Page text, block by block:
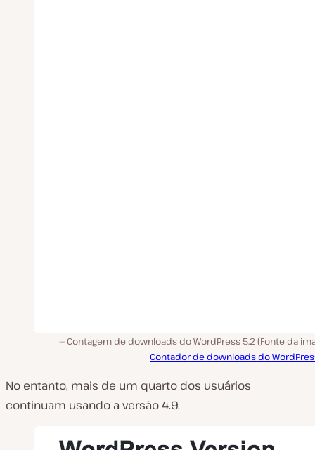
Contagem de downloads do WordPress 5.2 (Fonte da
Contador de downloads do
No entanto, mais de um quarto dos usuários
continuam usando a versão 4.9.